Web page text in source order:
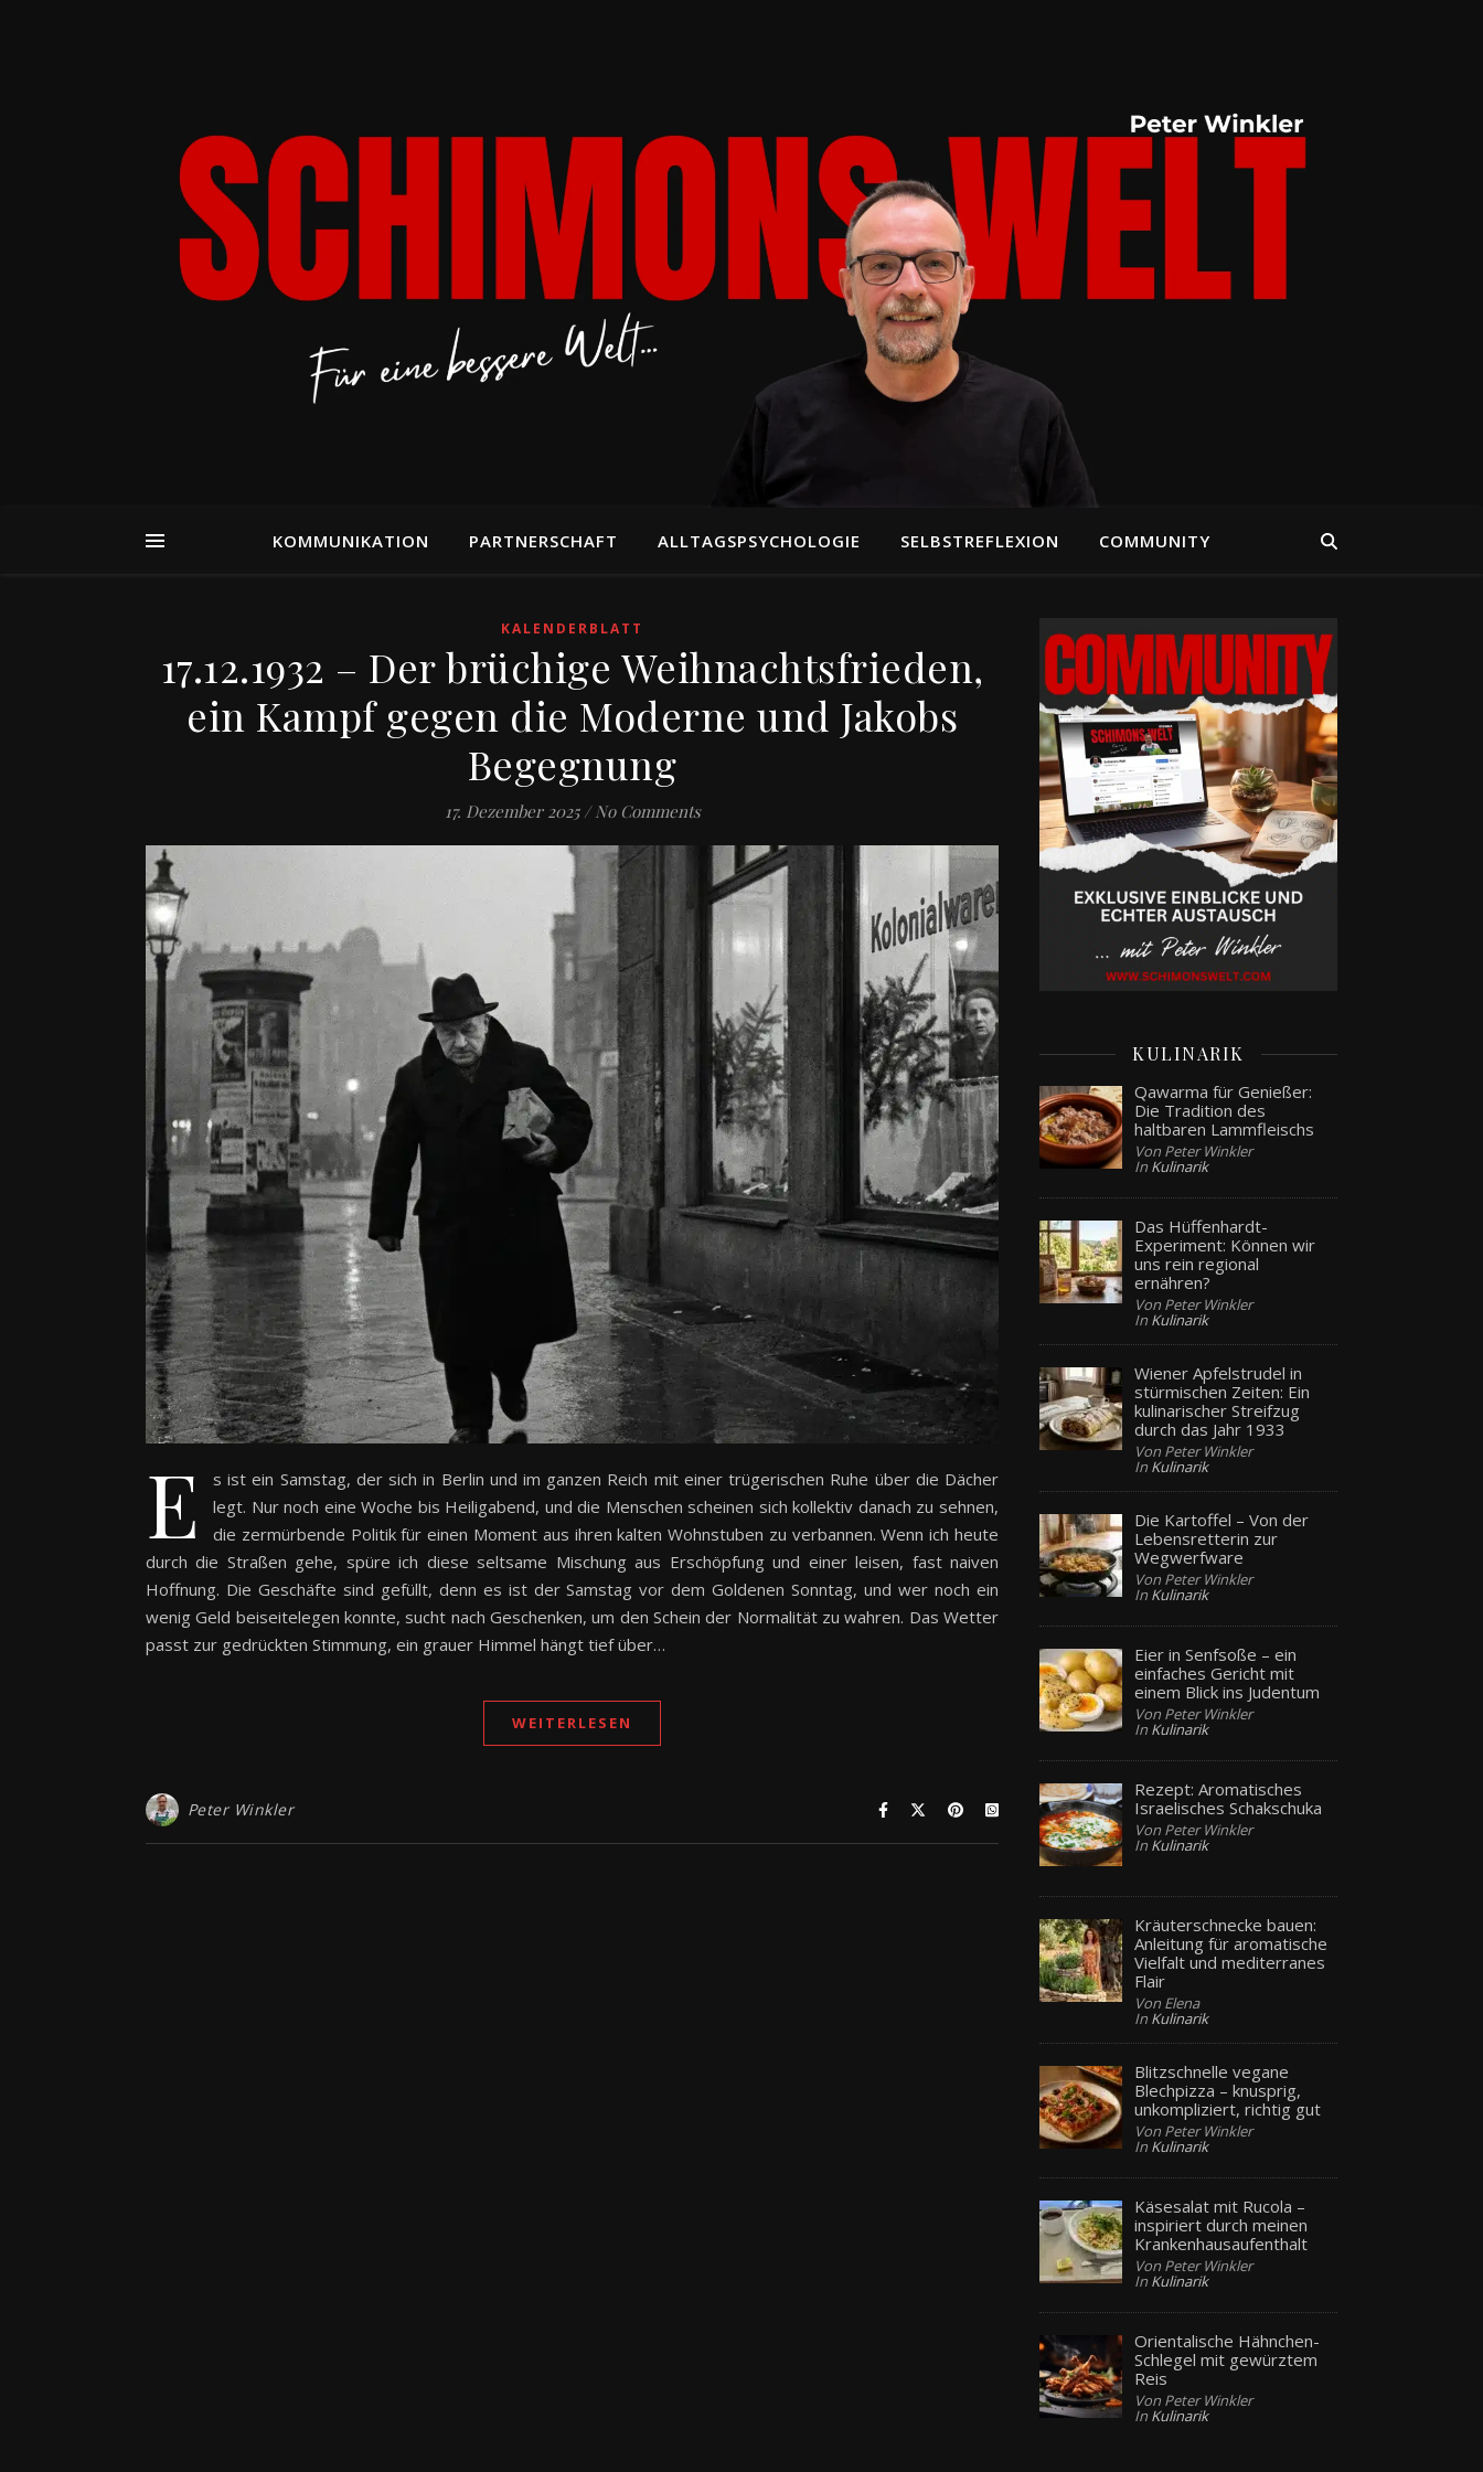
KOMMUNIKATION PARTNERSCHAFT ALLTAGSPSYCHOLOGIE SELBSTREFLEXION COMMUNITY
KALENDERBLATT
17.12.1932 – Der brüchige Weihnachtsfrieden,
ein Kampf gegen die Moderne und Jakobs
Begegnung
17. Dezember 2025 / No Comments
E
s ist ein Samstag, der sich in Berlin und im ganzen Reich mit einer trügerischen Ruhe über die Dächer
legt. Nur noch eine Woche bis Heiligabend, und die Menschen scheinen sich kollektiv danach zu sehnen,
die zermürbende Politik für einen Moment aus ihren kalten Wohnstuben zu verbannen. Wenn ich heute
durch die Straßen gehe, spüre ich diese seltsame Mischung aus Erschöpfung und einer leisen, fast naiven
Hoffnung. Die Geschäfte sind gefüllt, denn es ist der Samstag vor dem Goldenen Sonntag, und wer noch ein
wenig Geld beiseitelegen konnte, sucht nach Geschenken, um den Schein der Normalität zu wahren. Das Wetter
passt zur gedrückten Stimmung, ein grauer Himmel hängt tief über…
WEITERLESEN
Peter Winkler
KULINARIK
Qawarma für Genießer:
Die Tradition des
haltbaren Lammfleischs
Von Peter Winkler
In Kulinarik
Das Hüffenhardt-
Experiment: Können wir
uns rein regional
ernähren?
Von Peter Winkler
In Kulinarik
Wiener Apfelstrudel in
stürmischen Zeiten: Ein
kulinarischer Streifzug
durch das Jahr 1933
Von Peter Winkler
In Kulinarik
Die Kartoffel – Von der
Lebensretterin zur
Wegwerfware
Von Peter Winkler
In Kulinarik
Eier in Senfsoße – ein
einfaches Gericht mit
einem Blick ins Judentum
Von Peter Winkler
In Kulinarik
Rezept: Aromatisches
Israelisches Schakschuka
Von Peter Winkler
In Kulinarik
Kräuterschnecke bauen:
Anleitung für aromatische
Vielfalt und mediterranes
Flair
Von Elena
In Kulinarik
Blitzschnelle vegane
Blechpizza – knusprig,
unkompliziert, richtig gut
Von Peter Winkler
In Kulinarik
Käsesalat mit Rucola –
inspiriert durch meinen
Krankenhausaufenthalt
Von Peter Winkler
In Kulinarik
Orientalische Hähnchen-
Schlegel mit gewürztem
Reis
Von Peter Winkler
In Kulinarik